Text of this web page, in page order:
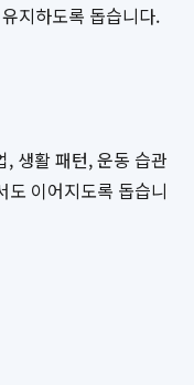
지하도록 돕습니다.
생활 패턴, 운동 습관
도 이어지도록 돕습니